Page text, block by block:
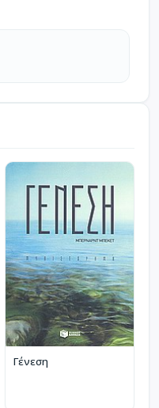
Γένεση